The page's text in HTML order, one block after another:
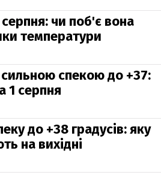
чи поб'є вона
температури
сильною спекою до +37:
1 серпня
до +38 градусів: яку
на вихідні